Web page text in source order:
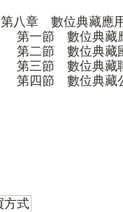
第八章 數位典藏應
第一節 數位典藏
第二節 數位典藏
第三節 數位典藏
第四節 數位典藏